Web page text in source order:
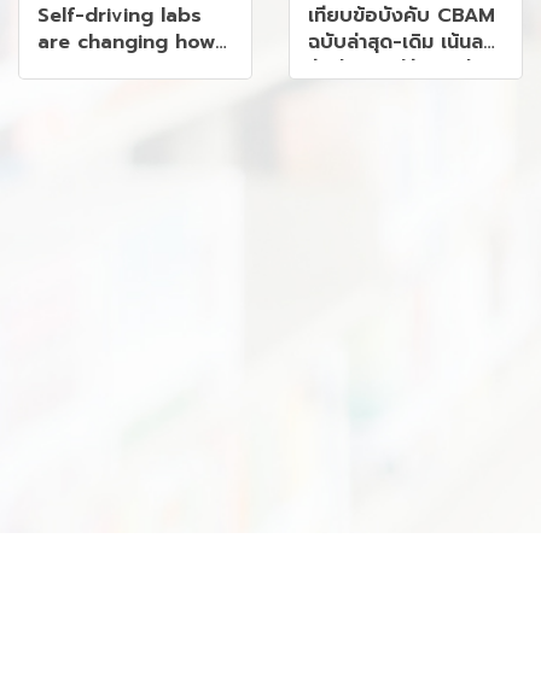
Self-driving labs
are changing how
เทียบข้อบังคับ CBAM
ฉบับล่าสุด-เดิม เน้นลด
ซับซ้อน แต่ยังคุมเข้ม